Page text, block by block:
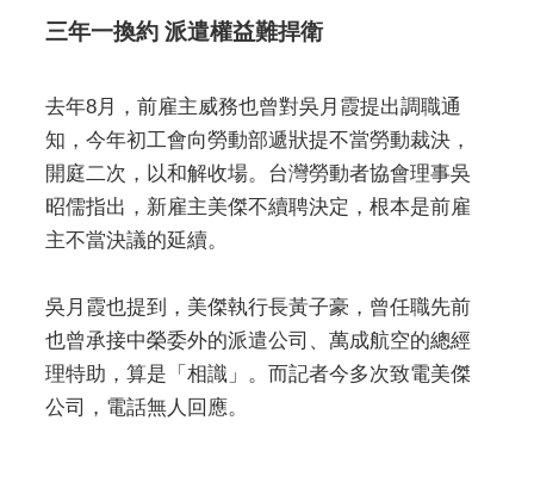
三年一換約 派遣權益難捍衛
去年8月，前雇主威務也曾對吳月霞提出調職通
知，今年初工會向勞動部遞狀提不當勞動裁決，
開庭二次，以和解收場。台灣勞動者協會理事吳
昭儒指出，新雇主美傑不續聘決定，根本是前雇
主不當決議的延續。
吳月霞也提到，美傑執行長黃子豪，曾任職先前
也曾承接中榮委外的派遣公司、萬成航空的總經
理特助，算是「相識」。而記者今多次致電美傑
公司，電話無人回應。